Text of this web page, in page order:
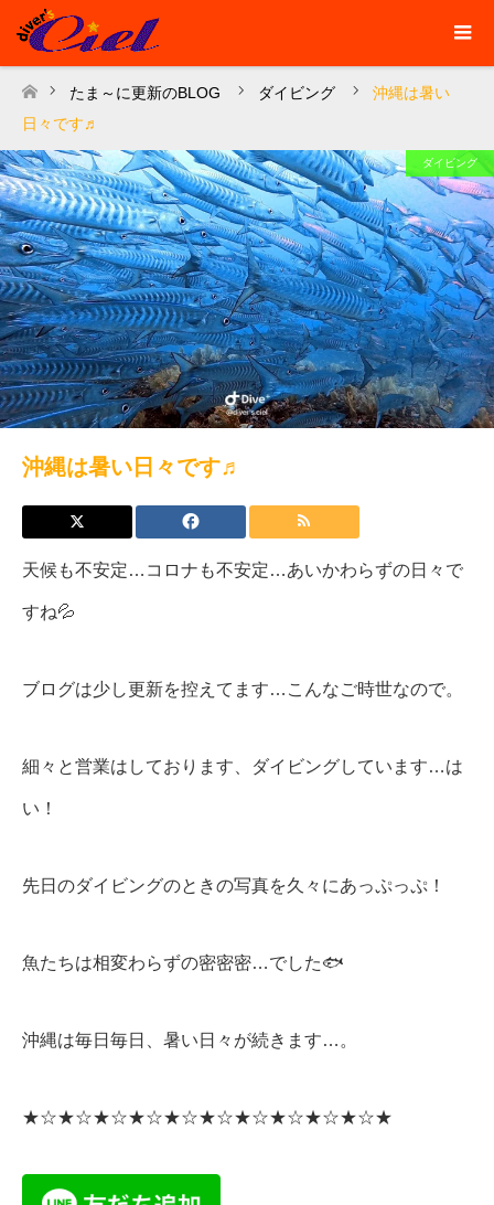
ホーム
たま～に更新のBLOG ダイビング
沖縄は暑い
日々です♬
ダイビング
沖縄は暑い日々です♬
天候も不安定…コロナも不安定…あいかわらずの日々で
すね💦
ブログは少し更新を控えてます…こんなご時世なので。
細々と営業はしております、ダイビングしています…は
い！
先日のダイビングのときの写真を久々にあっぷっぷ！
魚たちは相変わらずの密密密…でした🐟
沖縄は毎日毎日、暑い日々が続きます…。
★☆★☆★☆★☆★☆★☆★☆★☆★☆★☆★